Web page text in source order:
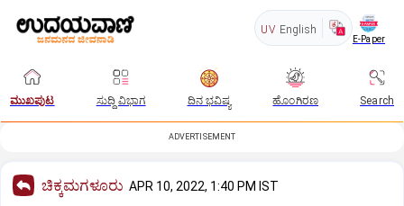
UV English
E-Paper
ಮುಖಪುಟ ಸುದ್ದಿ ವಿಭಾಗ ದಿನ ಭವಿಷ್ಯ ಹೊಂಗಿರಣ Search
ADVERTISEMENT
ಚಿಕ್ಕಮಗಳೂರು APR 10, 2022, 1:40 PM IST